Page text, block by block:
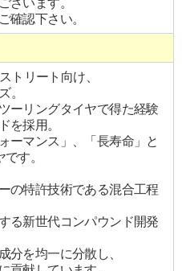
確認下さい。
トリート向け、
。
ーリングタイヤで得た経験
を採用。
ーマンス」、「長寿命」と
す。
の特許技術である混合工程
る新世代コンパウンド開発
分を均一に分散し、